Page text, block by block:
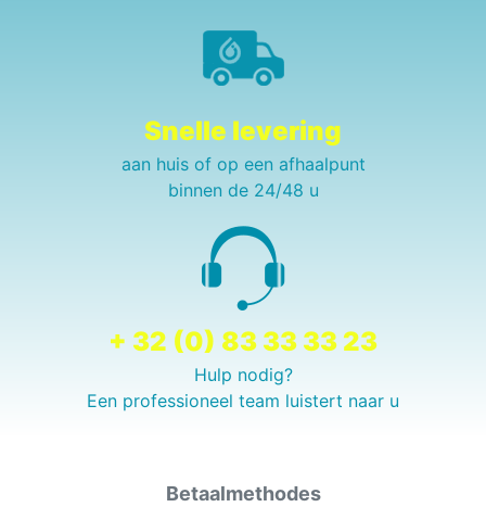
Snelle levering
aan huis of op een afhaalpunt
binnen de 24/48 u
+ 32 (0) 83 33 33 23
Hulp nodig?
Een professioneel team luistert naar u
Betaalmethodes